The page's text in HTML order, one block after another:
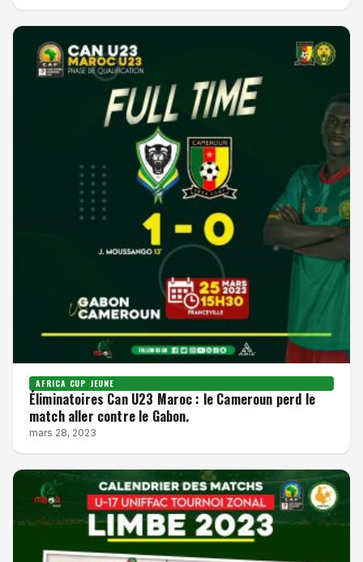
AFRICA CUP JEUNE
Éliminatoires Can U23 Maroc : le Cameroun perd le
match aller contre le Gabon.
mars 28, 2023